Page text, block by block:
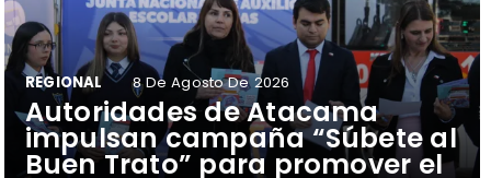
Autoridades de Atacama
impulsan campaña “Súbete al
Buen Trato” para promover el
REGIONAL 8 De Agosto De 2026